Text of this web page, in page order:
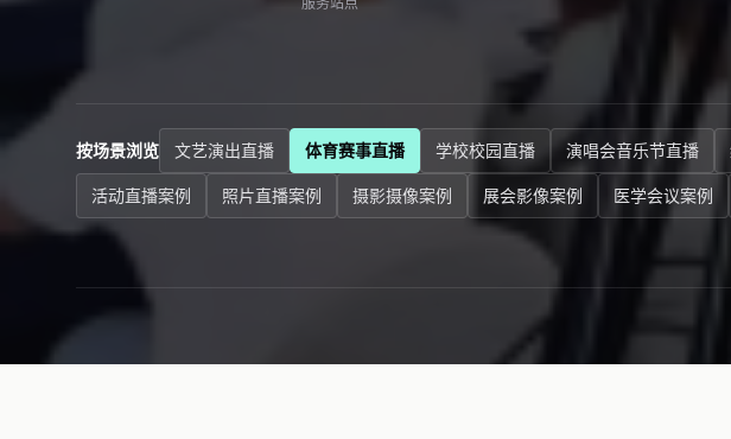
按场景浏览 文艺演出直播 体育赛事直播 学校校园直播 演唱会音乐节直播
活动直播案例
照片直播案例 摄影摄像案例 展会影像案例 医学会议案例